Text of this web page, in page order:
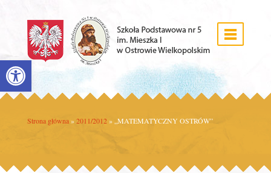
Open toolbar
Strona główna » 2011/2012 »„MATEMATYCZNY OSTRÓW”